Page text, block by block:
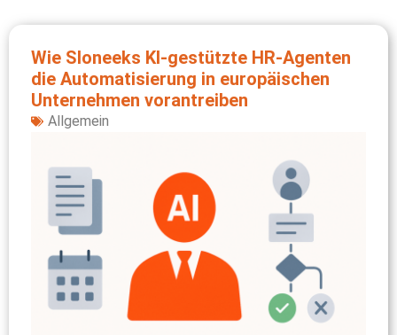
Wie Sloneeks KI‑gestützte HR‑Agenten
die Automatisierung in europäischen
Unternehmen vorantreiben
Allgemein